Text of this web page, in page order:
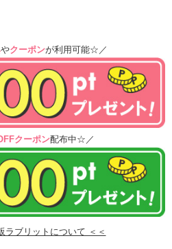
やクーポンが利用可能☆／
クーポン配布中☆／
ラブリットについて ＜＜